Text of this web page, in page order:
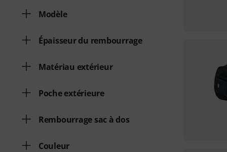
Modèle
Épaisseur du rembourrage
Matériau extérieur
Poche extérieure
Rembourrage sac à dos
Couleur